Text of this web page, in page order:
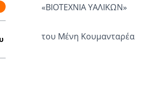
«ΒΙΟΤΕΧΝΙΑ ΥΑΛΙΚΩΝ»
του Μένη Κουμανταρέα